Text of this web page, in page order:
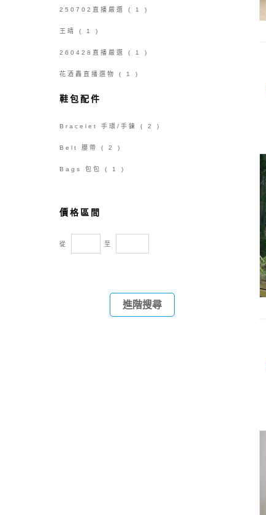
250702直播嚴選 ( 1 )
王晴 ( 1 )
260428直播嚴選 ( 1 )
花酒轟直播選物 ( 1 )
鞋包配件
Bracelet 手環/手鍊 ( 2 )
Belt 腰帶 ( 2 )
Bags 包包 ( 1 )
價格區間
從 至
進階搜尋